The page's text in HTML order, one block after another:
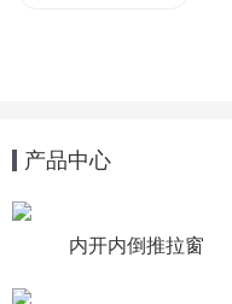
产品中心
内开内倒推拉窗